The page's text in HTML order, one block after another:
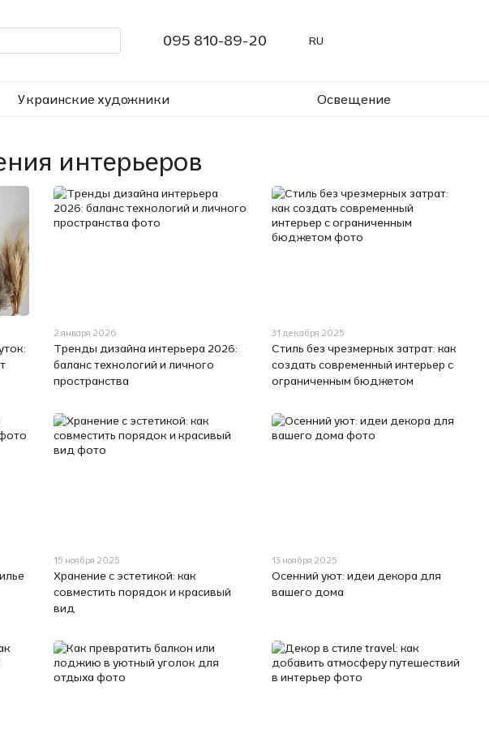
095 810-89-20 RU
Украинские художники Освещение
интерьеров
2 января 2026
Тренды дизайна интерьера 2026:
баланс технологий и личного
пространства
31 декабря 2025
Стиль без чрезмерных затрат: как
создать современный интерьер с
ограниченным бюджетом
15 ноября 2025
Хранение с эстетикой: как
совместить порядок и красивый
вид
13 ноября 2025
Осенний уют: идеи декора для
вашего дома